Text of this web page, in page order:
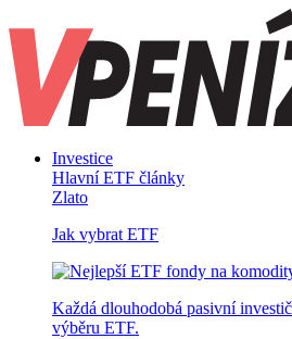
Investice
Hlavní ETF články
Zlato
Jak vybrat ETF
Každá dlouhodobá pasivní
výběru ETF.